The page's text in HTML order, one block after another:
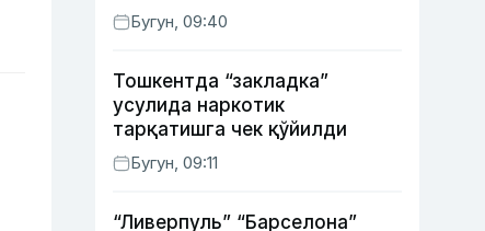
биласизми?
Бугун, 09:40
Тошкентда “закладка”
усулида наркотик
тарқатишга чек қўйилди
Бугун, 09:11
“Ливерпуль” “Барселона”